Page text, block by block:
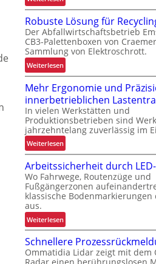
r
a
x
i
s
t
e
t
s
T
o
p
g
e
r
ü
s
t
e
t
f
ü
d
a
s
I
-
Z
e
Robuste Lösung für
Der Abfallwirtschaftsbetrieb
CB3-Palettenboxen von
Sammlung von Elektroschrott.
Weiterlesen:
R
o
b
u
s
t
e
L
ö
s
u
g
f
r
R
Mehr Ergonomie und
innerbetrieblichen
In vielen Werkstätten und
Produktionsbetrieben sind
jahrzehntelang zuverlässig im
Weiterlesen:
M
e
h
r
E
r
g
n
o
Arbeitssicherheit durch
Wo Fahrwege, Routenzüge und
Fußgängerzonen
klassische
aus.
Weiterlesen:
A
r
b
Schnellere
Ommatidia Lidar zeigt mit dem